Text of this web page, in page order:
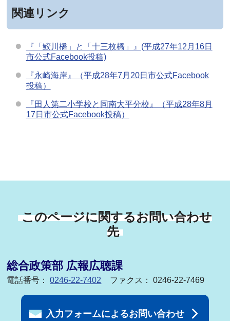
関連リンク
『「鮫川橋」と「十三枚橋」』(平成27年12月16日
市公式Facebook投稿)
『永崎海岸』（平成28年7月20日市公式Facebook
投稿）
『田人第二小学校と同南大平分校』（平成28年8月
17日市公式Facebook投稿）
このページに関するお問い合わせ
先
総合政策部 広報広聴課
電話番号：0246-22-7402 ファクス： 0246-22-7469
入力フォームによるお問い合わせ